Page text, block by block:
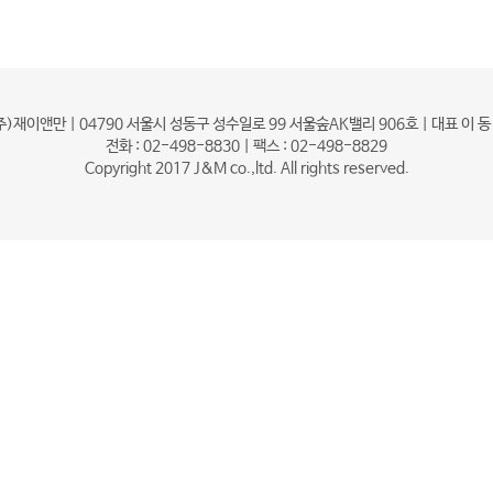
)재이앤만 | 04790 서울시 성동구 성수일로 99 서울숲AK밸리 906호 | 대표 이 동
전화 : 02-498-8830 | 팩스 : 02-498-8829
Copyright 2017 J&M co.,ltd. All rights reserved.